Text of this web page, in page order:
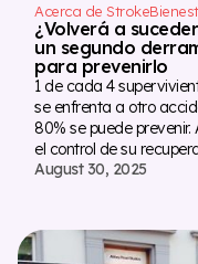
Acerca de Stroke
¿Volverá a
un segundo
para prevenirlo
1 de cada 4
se enfrenta a otro
80% se puede
el control de su
August 30, 2025